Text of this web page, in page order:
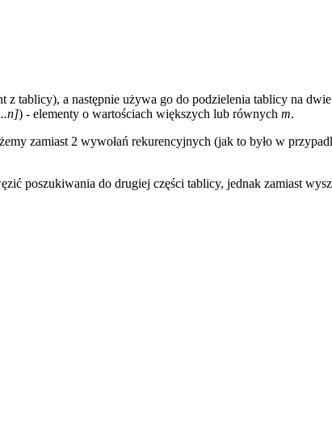
z tablicy), a następnie używa go do podzielenia tablicy na
) - elementy o wartościach większych lub równych m.
zamiast 2 wywołań rekurencyjnych (jak to było w
poszukiwania do drugiej części tablicy, jednak zamiast